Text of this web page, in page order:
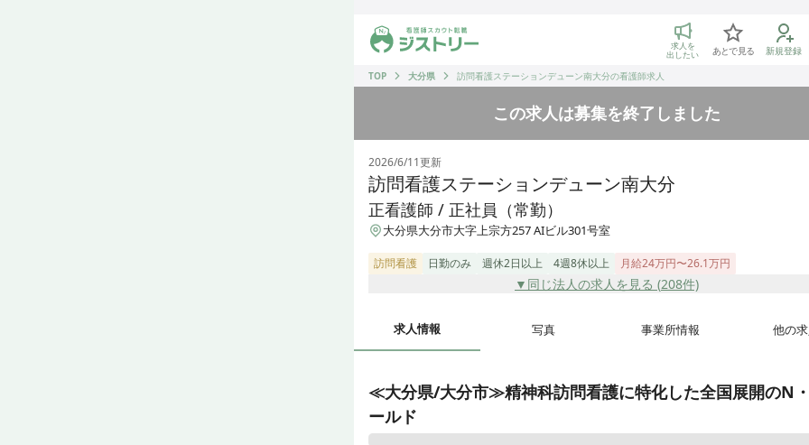
ジストリー 看護師の転職マッチング
求人を
出したい あとで見る 新規登録
TOP
大分県 訪問看護ステーションデューン南大分の看護師求人
この求人は募集を終了しました
2026/6/11更新
訪問看護ステーションデューン南大分
正看護師 / 正社員（常勤）
大分県大分市大字上宗方257 AIビル301号室
訪問看護 日勤のみ 週休2日以上 4週8休以上 月給24万円〜26.1万円
▼同じ法人の求人を見る (208件)
求人情報 写真 事業所情報 他の求
≪大分県/大分市≫精神科訪問看護に特化した全国展開のN
ールド